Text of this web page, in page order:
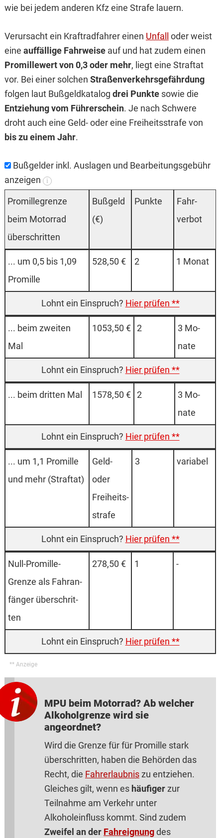
wie bei jedem anderen Kfz eine Strafe lauern.
Verursacht ein Kraftradfahrer einen Unfall
oder weist
eine auffällige Fahrweiseauf und hat zudem einen
Promillewert von 0,3 oder mehr, liegt eine Straftat
vor. Bei einer solchen Straßenverkehrsgefährdung
folgen laut Bußgeldkatalog drei Punktesowie die
Entziehung vom Führerschein. Je nach Schwere
droht auch eine Geld- oder eine Freiheitsstrafe von
bis zu einem Jahr.
Bußgelder inkl. Auslagen und Bearbeitungsgebühr
anzeigen
i
Pro­mille­gren­ze
beim Motor­rad
über­schrit­ten
Buß­geld
(€)
Punk­te
Fahr­
verbot
... um 0,5 bis 1,09
Pro­mille
528,50 € 2 1 Mo­nat
Hier prüfen **
... beim zwei­ten
Mal
1053,50 € 2
3 Mo­
nate
Hier prüfen **
... beim drit­ten Mal 1578,50 € 2
3 Mo­
nate
Hier prüfen **
... um 1,1 Pro­mille
und mehr (Straf­tat)
Geld-
oder
Freiheits­
strafe
3 varia­bel
Hier prüfen **
Null-Pro­mille-
Grenze als Fahr­an­
fän­ger über­schrit­
ten
278,50 € 1 -
Hier prüfen **
MPU beim Motorrad? Ab welcher
Alkoholgrenze wird sie
angeordnet?
Wird die Grenze für für Promille stark
überschritten, haben die Behörden das
Recht, die Fahrerlaubniszu entziehen.
Gleiches gilt, wenn es häufigerzur
Teilnahme am Verkehr unter
Alkoholeinfluss kommt. Sind zudem
Zweifel an der Fahreignungdes